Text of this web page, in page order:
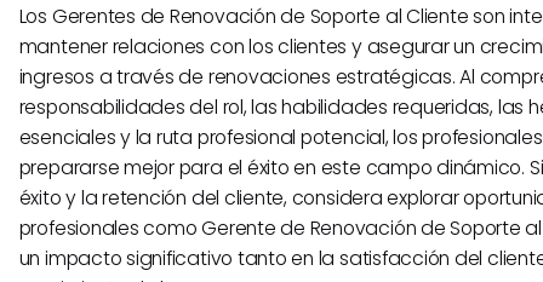
Los Gerentes de Renovación de Soporte al Cliente son
mantener relaciones con los clientes y asegurar un
ingresos a través de renovaciones estratégicas. Al
responsabilidades del rol, las habilidades requeridas, las
esenciales y la ruta profesional potencial, los
prepararse mejor para el éxito en este campo dinámico.
éxito y la retención del cliente, considera explorar
profesionales como Gerente de Renovación de Soporte
un impacto significativo tanto en la satisfacción del